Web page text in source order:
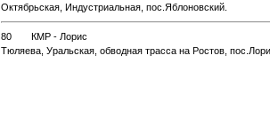
Октябрьская, Индустриальная, пос.Яблоновский.
80
КМР - Лорис
Тюляева, Уральская, обводная трасса на Ростов,